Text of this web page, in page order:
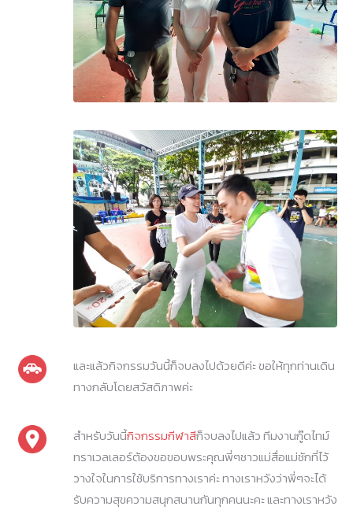
และแล้วกิจกรรมวันนี้ก็จบลงไปด้วยดีค่ะ ขอให้ทุกท่านเดิน
ทางกลับโดยสวัสดิภาพค่ะ
สำหรับวันนี้กิจกรรมกีฬาสีก็จบลงไปแล้ว ทีมงานกู๊ดไทม์
ทราเวลเลอร์ต้องขอขอบพระคุณพี่ๆชาวแม่สื่อแม่ชักที่ไว้
วางใจในการใช้บริการทางเราค่ะ ทางเราหวังว่าพี่ๆจะได้
รับความสุขความสนุกสนานกันทุกคนนะคะ และทางเราหวัง